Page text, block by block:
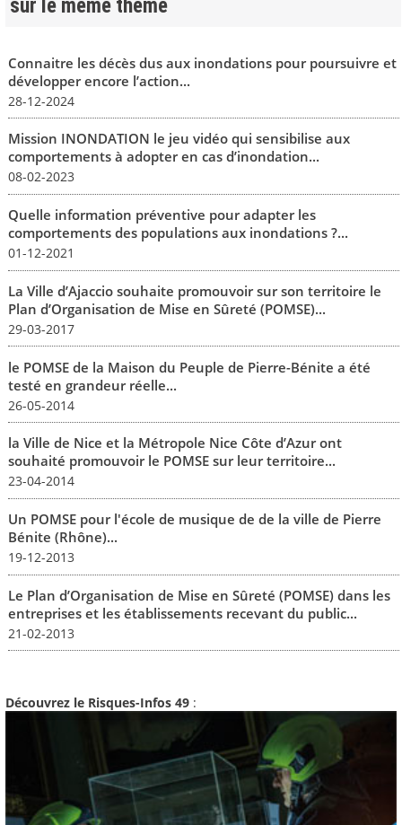
sur le même thème
Connaitre les décès dus aux inondations pour poursuivre et
développer encore l’action...
28-12-2024
Mission INONDATION le jeu vidéo qui sensibilise aux
comportements à adopter en cas d’inondation...
08-02-2023
Quelle information préventive pour adapter les
comportements des populations aux inondations ?...
01-12-2021
La Ville d’Ajaccio souhaite promouvoir sur son territoire le
Plan d’Organisation de Mise en Sûreté (POMSE)...
29-03-2017
le POMSE de la Maison du Peuple de Pierre-Bénite a été
testé en grandeur réelle...
26-05-2014
la Ville de Nice et la Métropole Nice Côte d’Azur ont
souhaité promouvoir le POMSE sur leur territoire...
23-04-2014
Un POMSE pour l'école de musique de de la ville de Pierre
Bénite (Rhône)...
19-12-2013
Le Plan d’Organisation de Mise en Sûreté (POMSE) dans les
entreprises et les établissements recevant du public...
21-02-2013
Découvrez le Risques-Infos 49 :